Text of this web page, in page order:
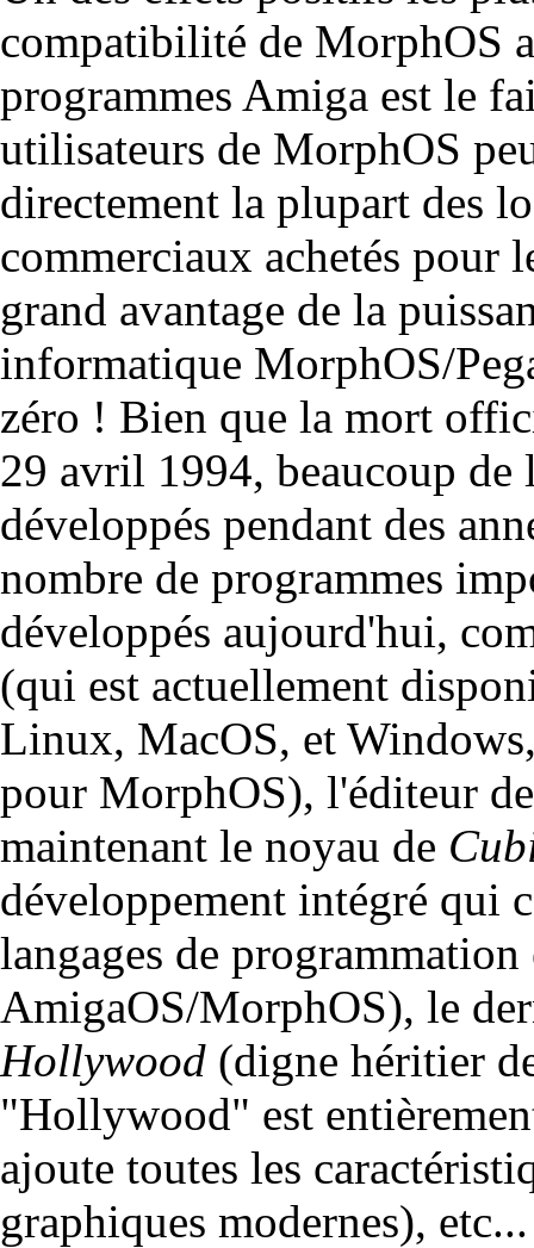
compatibilité de MorphOS
programmes Amiga est le
utilisateurs de MorphOS
directement la plupart des
commerciaux achetés pour
grand avantage de la
informatique MorphOS/
zéro ! Bien que la mort
29 avril 1994, beaucoup
développés pendant des
nombre de programmes
développés aujourd'hui,
(qui est actuellement
Linux, MacOS, et
pour MorphOS), l'éditeur
maintenant le noyau de
développement intégré qui
langages de
AmigaOS/MorphOS), le
Hollywood (digne héritier
"Hollywood" est
ajoute toutes les
graphiques modernes), etc...